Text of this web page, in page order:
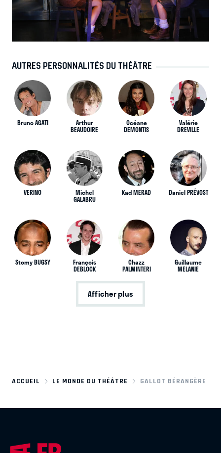
AUTRES PERSONNALITÉS DU THÉÂTRE
Bruno AGATI Arthur
BEAUDOIRE
Océane
DEMONTIS
Valérie
DREVILLE
VERINO Michel
GALABRU
Kad MERAD Daniel PRÉVOST
Stomy BUGSY François
DEBLOCK
Chazz
PALMINTERI
Guillaume
MELANIE
Afficher plus
ACCUEIL LE MONDE DU THÉÂTRE GALLOT BÉRANGÈRE